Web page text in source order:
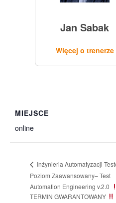
Jan Sabak
Więcej o trenerze
MIEJSCE
online
Inżynieria Automatyzacji
Poziom Zaawansowany– Test
Automation Engineering v.2.0
TERMIN GWARANTOWANY